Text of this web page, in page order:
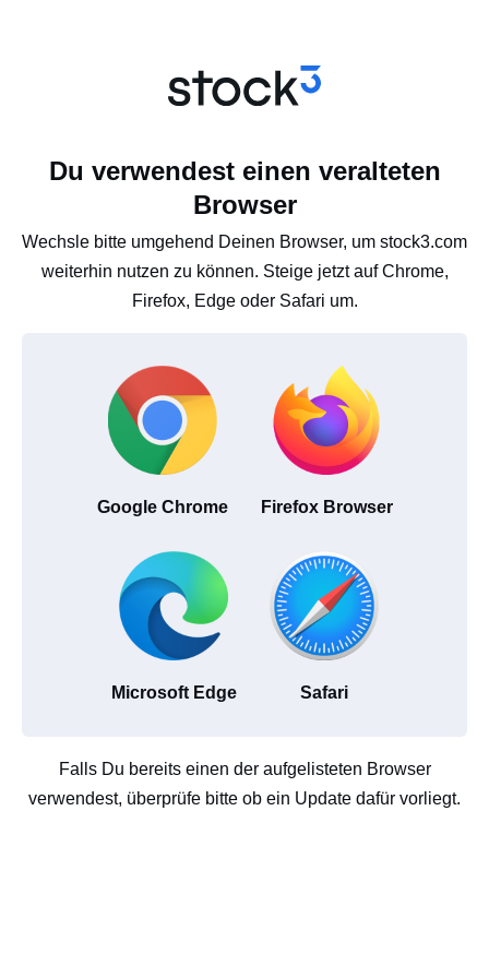
Du verwendest einen veralteten
Browser
Wechsle bitte umgehend Deinen Browser, um stock3.com
weiterhin nutzen zu können. Steige jetzt auf Chrome,
Firefox, Edge oder Safari um.
Google Chrome Firefox Browser
Microsoft Edge Safari
Falls Du bereits einen der aufgelisteten Browser
verwendest, überprüfe bitte ob ein Update dafür vorliegt.